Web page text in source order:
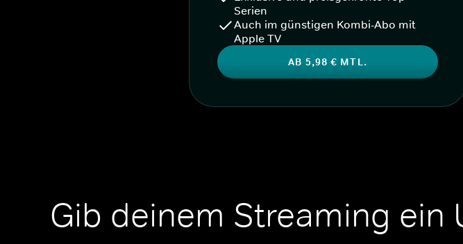
Serien
Auch im günstigen Kombi-Abo mit
Apple TV
AB 5,98 € MTL.
Gib deinem Streaming ein